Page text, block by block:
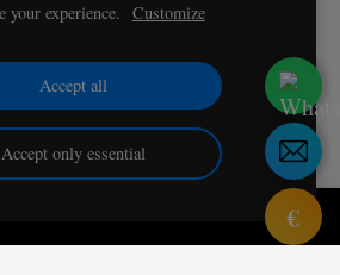
€
your experience. Customize
Accept all
Accept only essential